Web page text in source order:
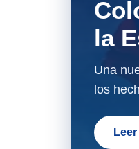
la
Una
los